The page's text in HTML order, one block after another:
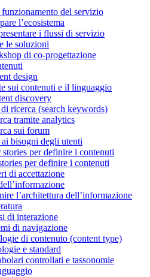
del servizio
l’ecosistema
i flussi di servizio
le soluzioni
di co-progettazione
design
sui contenuti e il linguaggio
discovery
ricerca (search keywords)
tramite analytics
sui forum
bisogni degli utenti
stories per definire i contenuti
per definire i contenuti
di accettazione
l’architettura dell’informazione
di interazione
di navigazione
di contenuto (content type)
e standard
controllati e tassonomie